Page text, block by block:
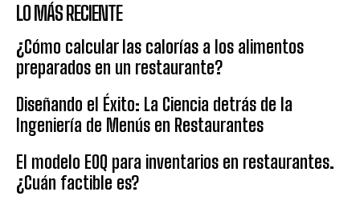
LO MÁS RECIENTE
¿Cómo calcular las calorías a los alimentos
preparados en un restaurante?
Diseñando el Éxito: La Ciencia detrás de la
Ingeniería de Menús en Restaurantes
El modelo EOQ para inventarios en restaurantes.
¿Cuán factible es?